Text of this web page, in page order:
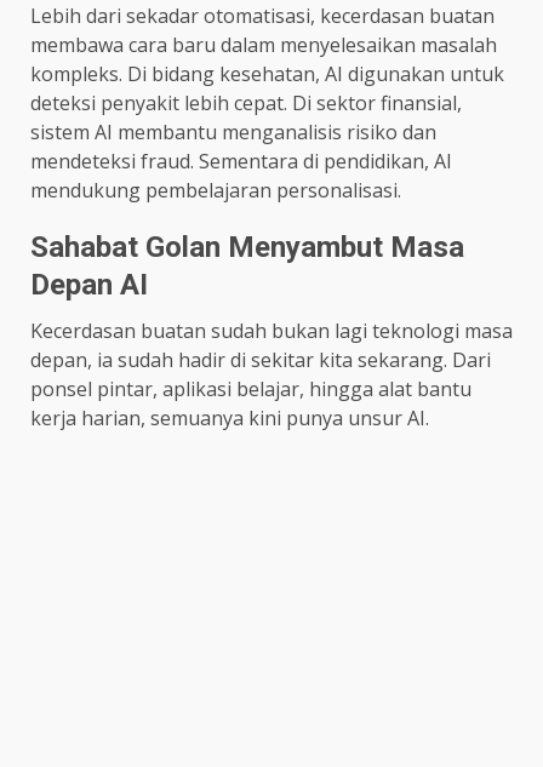
Lebih dari sekadar otomatisasi, kecerdasan buatan
membawa cara baru dalam menyelesaikan masalah
kompleks. Di bidang kesehatan, AI digunakan untuk
deteksi penyakit lebih cepat. Di sektor finansial,
sistem AI membantu menganalisis risiko dan
mendeteksi fraud. Sementara di pendidikan, AI
mendukung pembelajaran personalisasi.
Sahabat Golan Menyambut Masa
Depan AI
Kecerdasan buatan sudah bukan lagi teknologi masa
depan, ia sudah hadir di sekitar kita sekarang. Dari
ponsel pintar, aplikasi belajar, hingga alat bantu
kerja harian, semuanya kini punya unsur AI.